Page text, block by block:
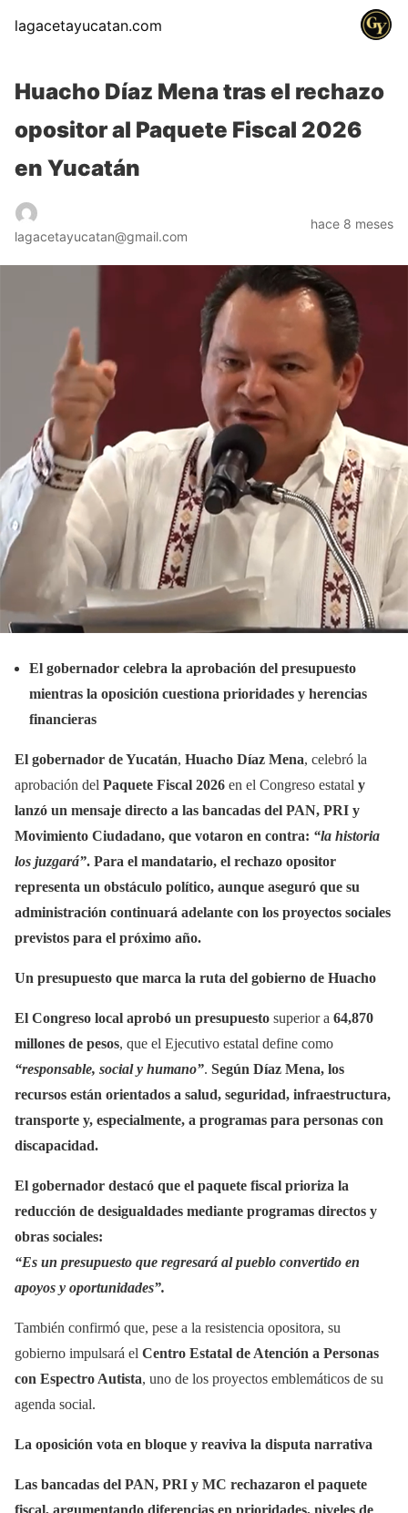
lagacetayucatan.com
Huacho Díaz Mena tras el rechazo
opositor al Paquete Fiscal 2026
en Yucatán
lagacetayucatan@gmail.com
hace 8 meses
El gobernador celebra la aprobación del presupuesto
mientras la oposición cuestiona prioridades y herencias
financieras
El gobernador de Yucatán, Huacho Díaz Mena, celebró la
aprobación del Paquete Fiscal 2026 en el Congreso estatal y
lanzó un mensaje directo a las bancadas del PAN, PRI y
Movimiento Ciudadano, que votaron en contra: “la historia
los juzgará”. Para el mandatario, el rechazo opositor
representa un obstáculo político, aunque aseguró que su
administración continuará adelante con los proyectos sociales
previstos para el próximo año.
Un presupuesto que marca la ruta del gobierno de Huacho
El Congreso local aprobó un presupuesto superior a 64,870
millones de pesos, que el Ejecutivo estatal define como
“responsable, social y humano”. Según Díaz Mena, los
recursos están orientados a salud, seguridad, infraestructura,
transporte y, especialmente, a programas para personas con
discapacidad.
El gobernador destacó que el paquete fiscal prioriza la
reducción de desigualdades mediante programas directos y
obras sociales:
“Es un presupuesto que regresará al pueblo convertido en
apoyos y oportunidades”.
También confirmó que, pese a la resistencia opositora, su
gobierno impulsará el Centro Estatal de Atención a Personas
con Espectro Autista, uno de los proyectos emblemáticos de su
agenda social.
La oposición vota en bloque y reaviva la disputa narrativa
Las bancadas del PAN, PRI y MC rechazaron el paquete